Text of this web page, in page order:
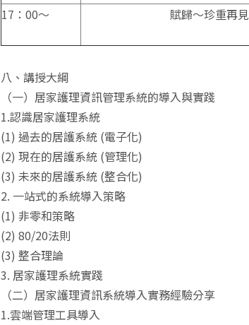
17：00〜 賦歸〜珍重再見
八、講授大綱
（一）居家護理資訊管理系統的導入與實踐
1.認識居家護理系統
(1) 過去的居護系統 (電子化)
(2) 現在的居護系統 (管理化)
(3) 未來的居護系統 (整合化)
2. 一站式的系統導入策略
(1) 非零和策略
(2) 80/20法則
(3) 整合理論
3. 居家護理系統實踐
（二）居家護理資訊系統導入實務經驗分享
1.雲端管理工具導入